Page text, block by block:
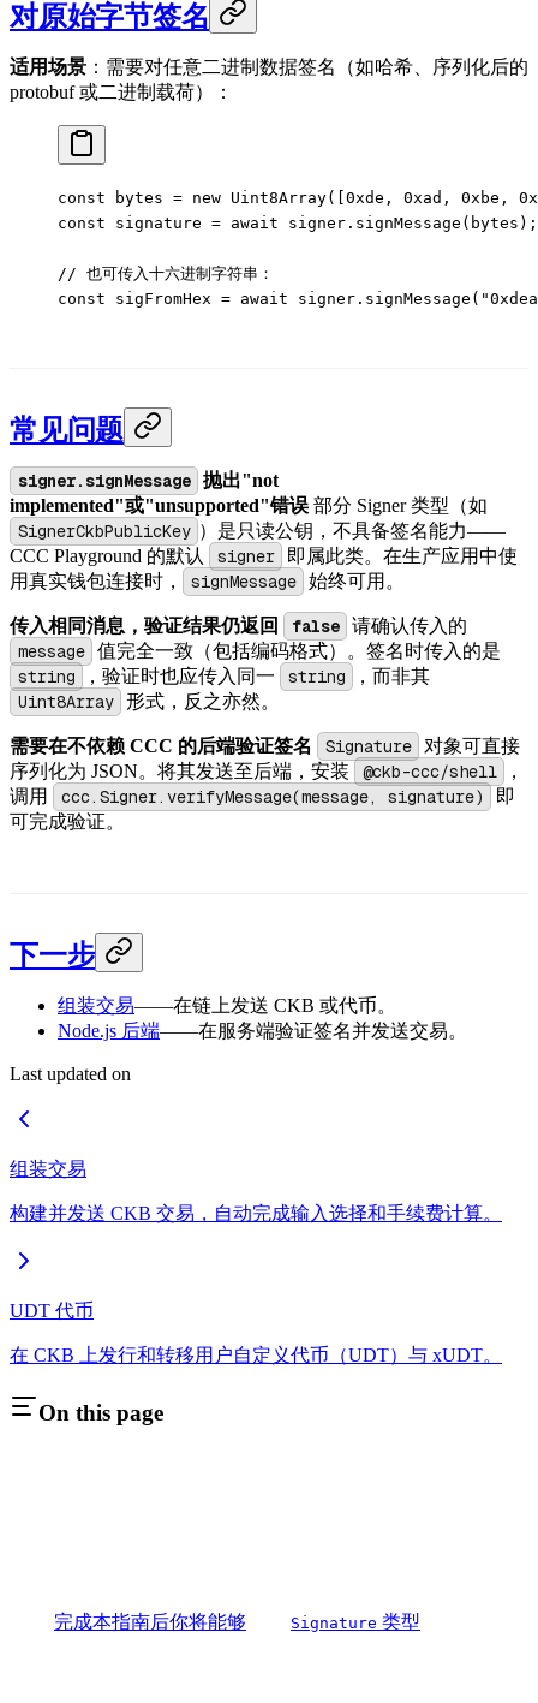
对原始字节签名
适用场景 ：需要对任意二进制数据签名（如哈希、序列化后的
protobuf 或二进制载荷）：
const bytes = new Uint8Array([ 0xde , 0xad , 0xbe ,
const signature = await signer. signMessage (bytes);
// 也可传入十六进制字符串：
const sigFromHex = await signer. signMessage (
常见问题
signer.signMessage
抛出"not
implemented"或"unsupported"错误 部分 Signer 类型（如
SignerCkbPublicKey ）是只读公钥，不具备签名能力——
CCC Playground 的默认
signer
即属此类。在生产应用中使
用真实钱包连接时，
signMessage 始终可用。
传入相同消息，验证结果仍返回 false 请确认传入的
message 值完全一致（包括编码格式）。签名时传入的是
string ，验证时也应传入同一 string ，而非其
Uint8Array 形式，反之亦然。
需要在不依赖 CCC 的后端验证签名 Signature
对象可直接
序列化为 JSON。将其发送至后端，安装
@ckb-ccc/shell
，
调用
ccc.Signer.verifyMessage(message, signature)
即
可完成验证。
下一步
组装交易——在链上发送 CKB 或代币。
Node.js 后端——在服务端验证签名并发送交易。
Last updated on
组装交易
构建并发送 CKB 交易，自动完成输入选择和手续费计算。
UDT 代币
在 CKB 上发行和转移用户自定义代币（UDT）与 xUDT。
On this page
完成本指南后你将能够 Signature 类型